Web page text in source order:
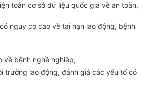
toàn cơ sở dữ liệu quốc gia về an toàn,
nguy cơ cao về tai nạn lao động, bệnh
về bệnh nghề nghiệp;
trường lao động, đánh giá các yếu tố có